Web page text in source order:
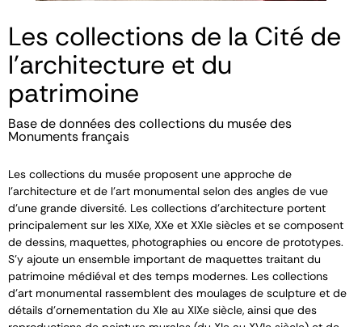
Les collections de la Cité de
l'architecture et du
patrimoine
Base de données des collections du musée des
Monuments français
Les collections du musée proposent une approche de
l’architecture et de l’art monumental selon des angles de vue
d’une grande diversité. Les collections d’architecture portent
principalement sur les XIXe, XXe et XXIe siècles et se composent
de dessins, maquettes, photographies ou encore de prototypes.
S’y ajoute un ensemble important de maquettes traitant du
patrimoine médiéval et des temps modernes. Les collections
d’art monumental rassemblent des moulages de sculpture et de
détails d’ornementation du XIe au XIXe siècle, ainsi que des